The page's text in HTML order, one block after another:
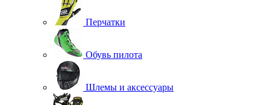
Перчатки
Обувь пилота
Шлемы и аксессуары